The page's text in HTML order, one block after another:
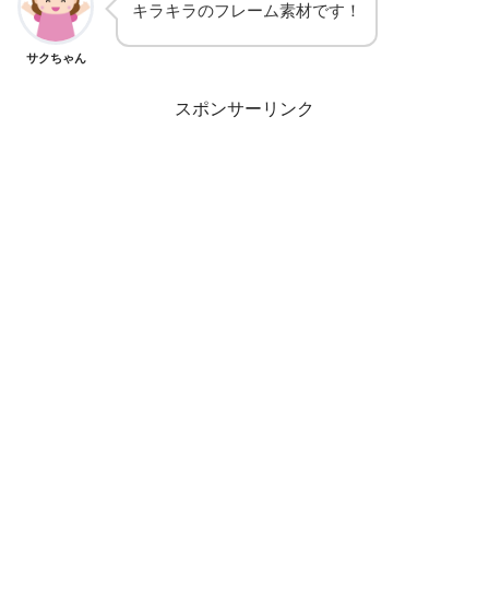
サクちゃん
キラキラのフレーム素材です！
スポンサーリンク